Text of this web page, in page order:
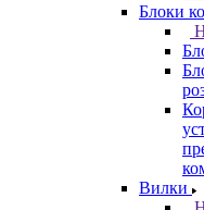
Блоки
Вилки